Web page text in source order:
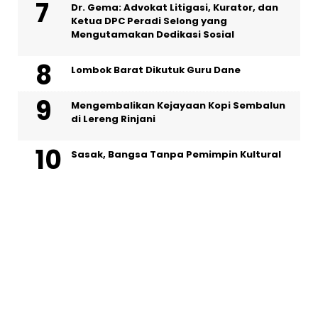
Dr. Gema: Advokat Litigasi, Kurator, dan
Ketua DPC Peradi Selong yang
Mengutamakan Dedikasi Sosial
Lombok Barat Dikutuk Guru Dane
Mengembalikan Kejayaan Kopi Sembalun
di Lereng Rinjani
Sasak, Bangsa Tanpa Pemimpin Kultural